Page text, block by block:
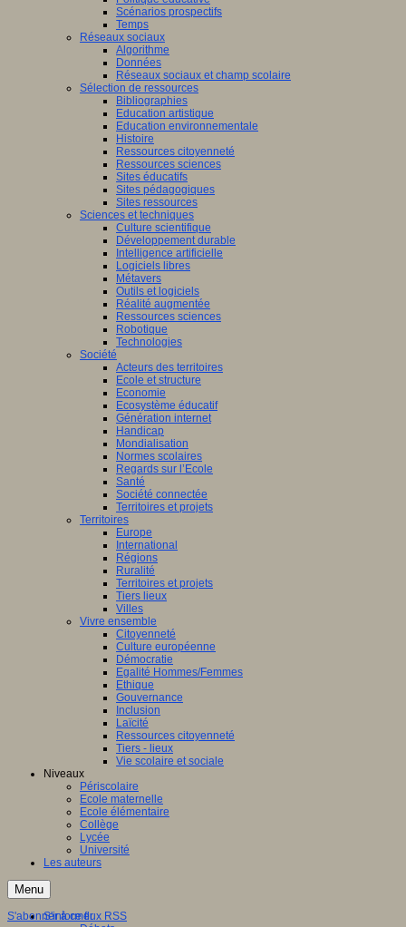
Scénarios prospectifs
Temps
Réseaux sociaux
Algorithme
Données
Réseaux sociaux et champ scolaire
Sélection de ressources
Bibliographies
Education artistique
Education environnementale
Histoire
Ressources citoyenneté
Ressources sciences
Sites éducatifs
Sites pédagogiques
Sites ressources
Sciences et techniques
Culture scientifique
Développement durable
Intelligence artificielle
Logiciels libres
Métavers
Outils et logiciels
Réalité augmentée
Ressources sciences
Robotique
Technologies
Société
Acteurs des territoires
Ecole et structure
Economie
Ecosystème éducatif
Génération internet
Handicap
Mondialisation
Normes scolaires
Regards sur l’Ecole
Santé
Société connectée
Territoires et projets
Territoires
Europe
International
Régions
Ruralité
Territoires et projets
Tiers lieux
Villes
Vivre ensemble
Citoyenneté
Culture européenne
Démocratie
Egalité Hommes/Femmes
Ethique
Gouvernance
Inclusion
Laïcité
Ressources citoyenneté
Tiers - lieux
Vie scolaire et sociale
Niveaux
Périscolaire
Ecole maternelle
Ecole élémentaire
Collège
Lycée
Université
Les auteurs
Menu
S'informer
S'abonner à ce flux RSS